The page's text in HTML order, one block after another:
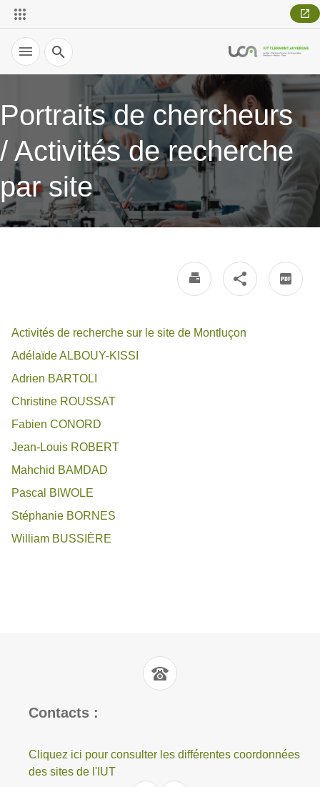
Recherche
Portraits de chercheurs
/ Activités de recherche
par site
Activités de recherche sur le site de Montluçon
Adélaïde ALBOUY-KISSI
Adrien BARTOLI
Christine ROUSSAT
Fabien CONORD
Jean-Louis ROBERT
Mahchid BAMDAD
Pascal BIWOLE
Stéphanie BORNES
William BUSSIÈRE
Contacts :
Cliquez ici pour consulter les différentes coordonnées
des sites de l'IUT